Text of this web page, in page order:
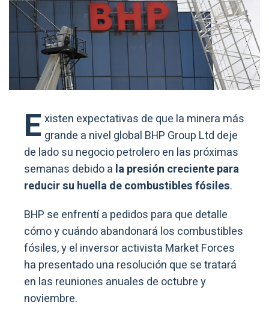
E xisten expectativas de que la minera más
grande a nivel global BHP Group Ltd deje
de lado su negocio petrolero en las próximas
semanas debido a la presión creciente para
reducir su huella de combustibles fósiles.
BHP se enfrentí a pedidos para que detalle
cómo y cuándo abandonará los combustibles
fósiles, y el inversor activista Market Forces
ha presentado una resolución que se tratará
en las reuniones anuales de octubre y
noviembre.